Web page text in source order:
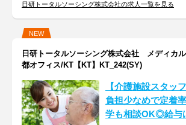
日研トータルソーシング株式会社の求人一覧を見る
NEW
日研トータルソーシング株式会社 メディカ
都オフィス/KT【KT】KT_242(SY)
【介護施設スタッ
負担少なめで定着
学も相談OK◎給与